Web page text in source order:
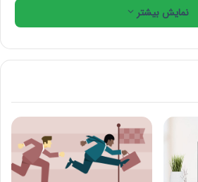
داده‌اند بیان می شود
تاثیرگذاری مثبت در نگاه
به شیوه‌ی مناسب جزو نکات مهمی
وجود دارد. ما متوجه شده ایم که
پروفایل کامل و درست همراه با نمونه
نمایش بیشتر